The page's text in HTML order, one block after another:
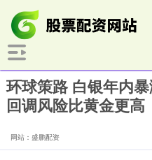
环球策路 白银年内
回调风险比黄金更高
网站：盛鹏配资